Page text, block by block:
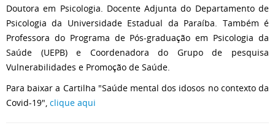
Doutora em Psicologia. Docente Adjunta do Departamento de
Psicologia da Universidade Estadual da Paraíba. Também é
Professora do Programa de Pós-graduação em Psicologia da
Saúde (UEPB) e Coordenadora do Grupo de pesquisa
Vulnerabilidades e Promoção de Saúde.
Para baixar a Cartilha "Saúde mental dos idosos no contexto da
Covid-19", clique aqui